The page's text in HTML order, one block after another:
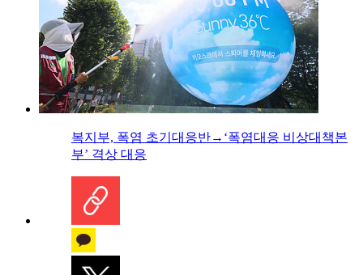
복지부, 폭염 초기대응반→‘폭염대응 비상대책본
부’ 격상 대응